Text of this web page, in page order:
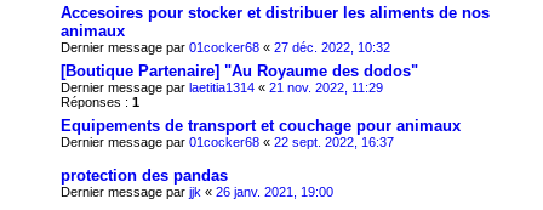
Accesoires pour stocker et distribuer les aliments de nos
animaux
Dernier message par 01cocker68 « 27 déc. 2022, 10:32
[Boutique Partenaire] "Au Royaume des dodos"
Dernier message par laetitia1314 « 21 nov. 2022, 11:29
Réponses : 1
Equipements de transport et couchage pour animaux
Dernier message par 01cocker68 « 22 sept. 2022, 16:37
protection des pandas
Dernier message par jjk « 26 janv. 2021, 19:00